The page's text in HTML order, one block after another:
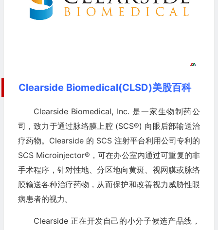
Clearside Biomedical(CLSD)美股百科
Clearside Biomedical, Inc. 是一家生物制药公
司，致力于通过脉络膜上腔 (SCS®) 向眼后部输送治
疗药物。Clearside 的 SCS 注射平台利用公司专利的
SCS Microinjector®，可在办公室内通过可重复的非
手术程序，针对性地、分区地向黄斑、视网膜或脉络
膜输送各种治疗药物，从而保护和改善视力威胁性眼
病患者的视力。
Clearside 正在开发自己的小分子候选产品线，